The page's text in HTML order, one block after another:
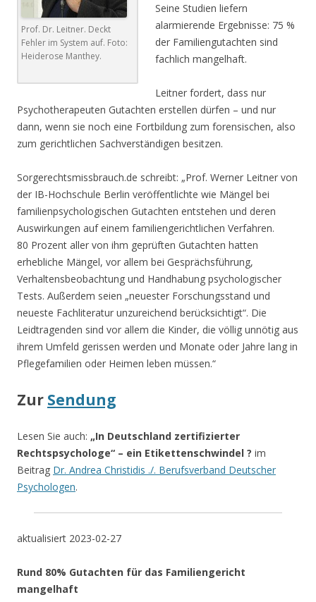
Prof. Dr. Leitner. Deckt
Fehler im System auf. Foto:
Heiderose Manthey.
Seine Studien liefern
alarmierende Ergebnisse: 75 %
der Familiengutachten sind
fachlich mangelhaft.
Leitner fordert, dass nur
Psychotherapeuten Gutachten erstellen dürfen – und nur
dann, wenn sie noch eine Fortbildung zum forensischen, also
zum gerichtlichen Sachverständigen besitzen.
Sorgerechtsmissbrauch.de schreibt: „Prof. Werner Leitner von
der IB-Hochschule Berlin veröffentlichte wie Mängel bei
familienpsychologischen Gutachten entstehen und deren
Auswirkungen auf einem familiengerichtlichen Verfahren.
80 Prozent aller von ihm geprüften Gutachten hatten
erhebliche Mängel, vor allem bei Gesprächsführung,
Verhaltensbeobachtung und Handhabung psychologischer
Tests. Außerdem seien „neuester Forschungsstand und
neueste Fachliteratur unzureichend berücksichtigt“. Die
Leidtragenden sind vor allem die Kinder, die völlig unnötig aus
ihrem Umfeld gerissen werden und Monate oder Jahre lang in
Pflegefamilien oder Heimen leben müssen.“
Zur Sendung
Lesen Sie auch: „In Deutschland zertifizierter
Rechtspsychologe“ – ein Etikettenschwindel ? im
Beitrag Dr. Andrea Christidis ./. Berufsverband Deutscher
Psychologen.
aktualisiert 2023-02-27
Rund 80% Gutachten für das Familiengericht
mangelhaft